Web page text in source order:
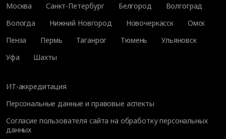
Москва
Санкт-Петербург Белгород
Волгоград
Вологда
Нижний Новгород Новочеркасск
Омск
Пенза
Пермь Таганрог Тюмень
Ульяновск
Уфа
Шахты
ИТ-аккредитация
Персональные данные и правовые аспекты
Согласие пользователя сайта на обработку персональных
данных